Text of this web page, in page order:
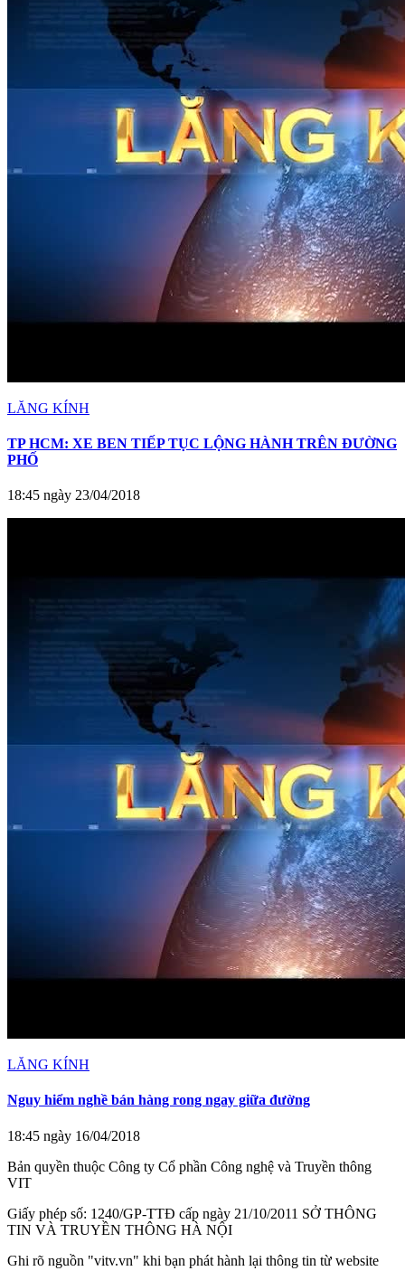
LĂNG KÍNH
TP HCM: XE BEN TIẾP TỤC LỘNG HÀNH TRÊN ĐƯỜNG
PHỐ
18:45 ngày 23/04/2018
LĂNG KÍNH
Nguy hiểm nghề bán hàng rong ngay giữa đường
18:45 ngày 16/04/2018
Bản quyền thuộc Công ty Cổ phần Công nghệ và Truyền thông
VIT
Giấy phép số: 1240/GP-TTĐ cấp ngày 21/10/2011 SỞ THÔNG
TIN VÀ TRUYỀN THÔNG HÀ NỘI
Ghi rõ nguồn "vitv.vn" khi bạn phát hành lại thông tin từ website